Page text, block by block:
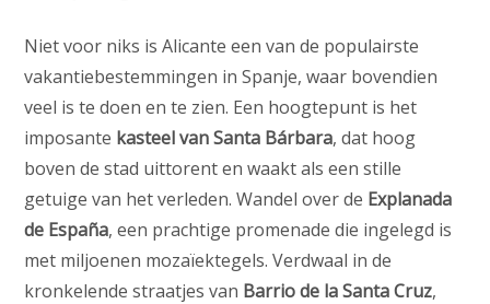
Niet voor niks is Alicante een van de populairste
vakantiebestemmingen in Spanje, waar bovendien
veel is te doen en te zien. Een hoogtepunt is het
imposante kasteel van Santa Bárbara, dat hoog
boven de stad uittorent en waakt als een stille
getuige van het verleden. Wandel over de Explanada
de España, een prachtige promenade die ingelegd is
met miljoenen mozaïektegels. Verdwaal in de
kronkelende straatjes van Barrio de la Santa Cruz,